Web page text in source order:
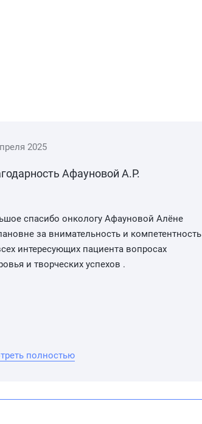
2025
Афауновой А.Р.
спасибо онкологу Афауновой Алёне
за внимательность и компетентность
интересующих пациента вопросах
и творческих успехов .
полностью